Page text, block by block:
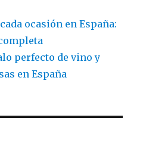
ocasión en España:
perfecto de vino y
en España